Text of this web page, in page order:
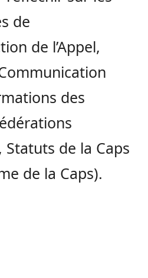
de
de l’Appel,
des
de la Caps
de la Caps).